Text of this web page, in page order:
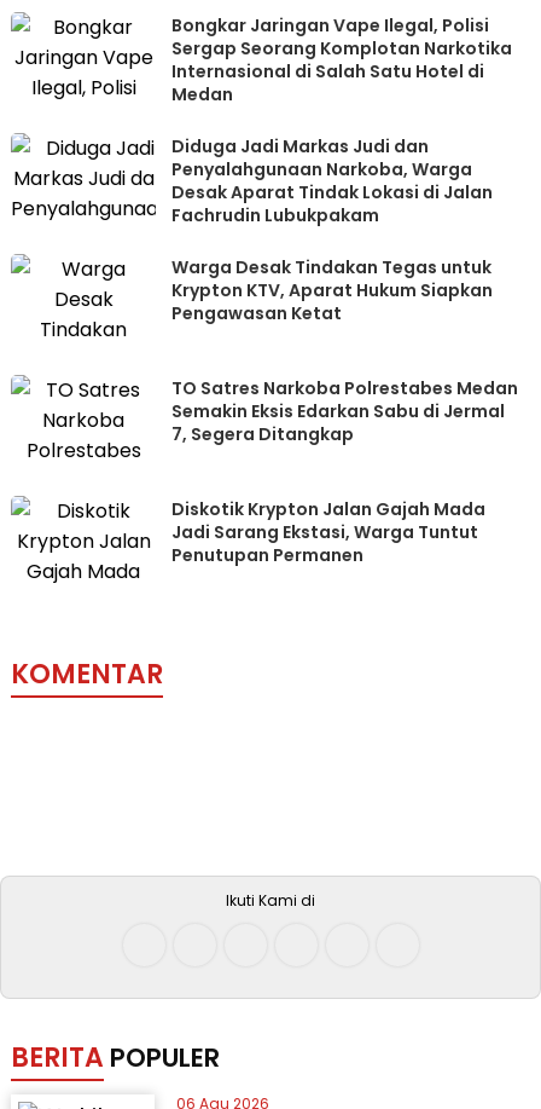
Bongkar Jaringan Vape Ilegal, Polisi
Sergap Seorang Komplotan Narkotika
Internasional di Salah Satu Hotel di
Medan
Diduga Jadi Markas Judi dan
Penyalahgunaan Narkoba, Warga
Desak Aparat Tindak Lokasi di Jalan
Fachrudin Lubukpakam
Warga Desak Tindakan Tegas untuk
Krypton KTV, Aparat Hukum Siapkan
Pengawasan Ketat
TO Satres Narkoba Polrestabes Medan
Semakin Eksis Edarkan Sabu di Jermal
7, Segera Ditangkap
Diskotik Krypton Jalan Gajah Mada
Jadi Sarang Ekstasi, Warga Tuntut
Penutupan Permanen
KOMENTAR
Ikuti Kami di
BERITA POPULER
06 Agu 2026